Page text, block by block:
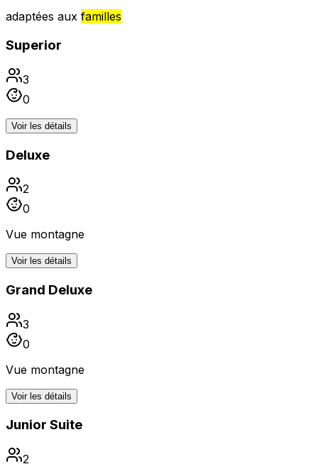
adaptées aux familles
Superior
3
0
Voir les détails
Deluxe
2
0
Vue montagne
Voir les détails
Grand Deluxe
3
0
Vue montagne
Voir les détails
Junior Suite
2